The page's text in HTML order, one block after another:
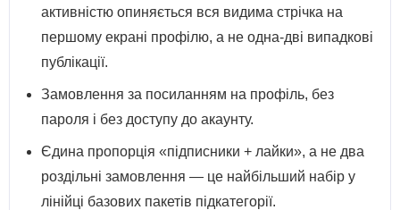
активністю опиняється вся видима стрічка на
першому екрані профілю, а не одна-дві випадкові
публікації.
Замовлення за посиланням на профіль, без
пароля і без доступу до акаунту.
Єдина пропорція «підписники + лайки», а не два
роздільні замовлення — це найбільший набір у
лінійці базових пакетів підкатегорії.